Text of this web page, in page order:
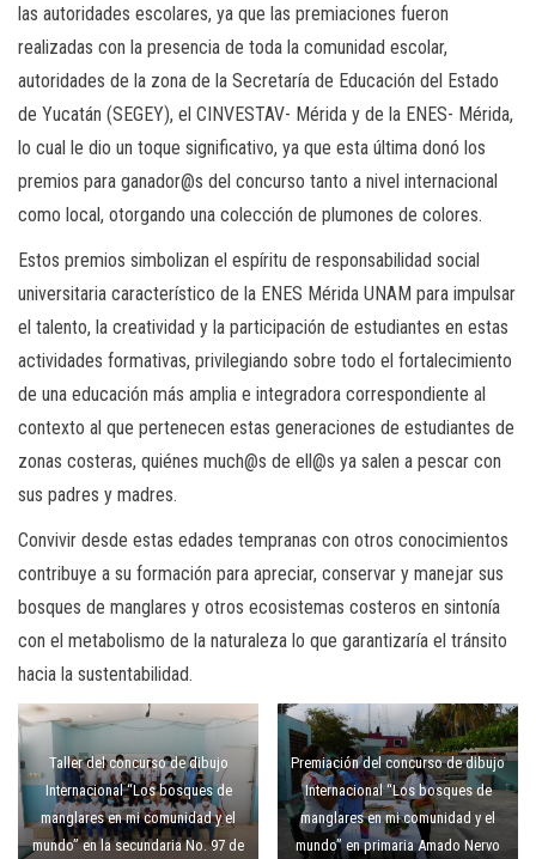
las autoridades escolares, ya que las premiaciones fueron
realizadas con la presencia de toda la comunidad escolar,
autoridades de la zona de la Secretaría de Educación del Estado
de Yucatán (SEGEY), el CINVESTAV- Mérida y de la ENES- Mérida,
lo cual le dio un toque significativo, ya que esta última donó los
premios para ganador@s del concurso tanto a nivel internacional
como local, otorgando una colección de plumones de colores.
Estos premios simbolizan el espíritu de responsabilidad social
universitaria característico de la ENES Mérida UNAM para impulsar
el talento, la creatividad y la participación de estudiantes en estas
actividades formativas, privilegiando sobre todo el fortalecimiento
de una educación más amplia e integradora correspondiente al
contexto al que pertenecen estas generaciones de estudiantes de
zonas costeras, quiénes much@s de ell@s ya salen a pescar con
sus padres y madres.
Convivir desde estas edades tempranas con otros conocimientos
contribuye a su formación para apreciar, conservar y manejar sus
bosques de manglares y otros ecosistemas costeros en sintonía
con el metabolismo de la naturaleza lo que garantizaría el tránsito
hacia la sustentabilidad.
Taller del concurso de dibujo
Internacional “Los bosques de
manglares en mi comunidad y el
mundo” en la secundaria No. 97 de
Premiación del concurso de dibujo
Internacional “Los bosques de
manglares en mi comunidad y el
mundo” en primaria Amado Nervo